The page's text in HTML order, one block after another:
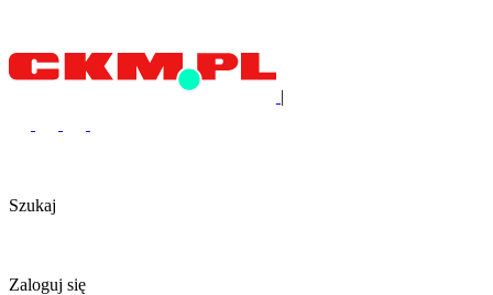
|
Szukaj
Zaloguj się